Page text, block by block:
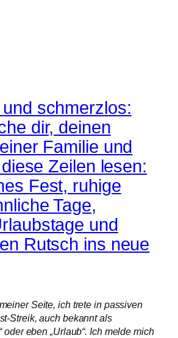
schmerzlos:
dir, deinen
Familie und
Zeilen lesen:
Fest, ruhige
Tage,
und
Rutsch ins neue
Seite, ich trete in passiven
Streik, auch bekannt als
oder eben „Urlaub“. Ich melde mich